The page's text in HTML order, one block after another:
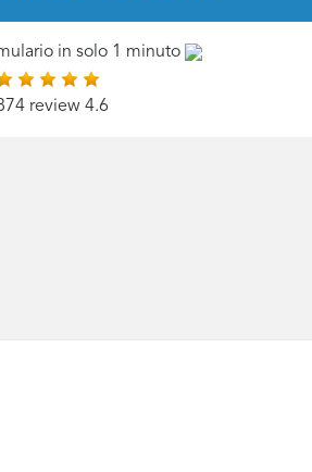
in solo 1 minuto
review 4.6